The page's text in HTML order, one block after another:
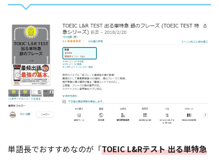
単語長でおすすめなのが「TOEIC L&Rテスト 出る単特急